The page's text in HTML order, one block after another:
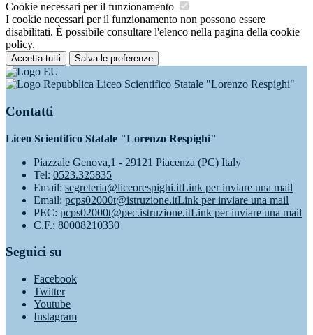
Cookie necessari per il funzionamento
I cookie necessari per il funzionamento non possono essere
disabilitati. È possibile consultare l'elenco nella pagina della cookie
policy.
Accetta tutti Salva le preferenze
Liceo Scientifico Statale "Lorenzo Respighi"
Contatti
Liceo Scientifico Statale "Lorenzo Respighi"
Piazzale Genova,1 - 29121 Piacenza (PC) Italy
Tel: 0523.325835
Email: segreteria@liceorespighi.itLink per inviare una mail
Email: pcps02000t@istruzione.itLink per inviare una mail
PEC: pcps02000t@pec.istruzione.itLink per inviare una mail
C.F.: 80008210330
Seguici su
Facebook
Twitter
Youtube
Instagram